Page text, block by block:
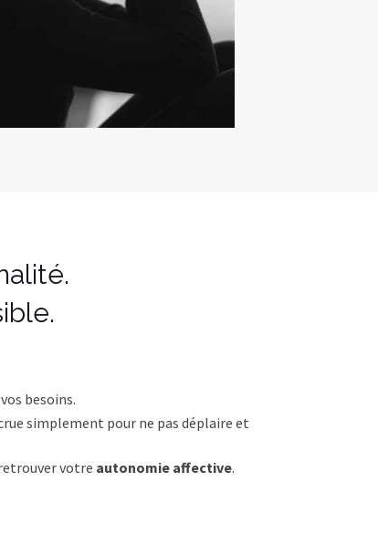
besoins.
simplement pour ne pas déplaire et
votre autonomie affective.